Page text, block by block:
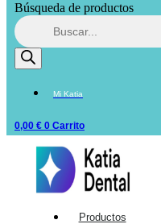
Búsqueda de productos
Mi Katia
0,00 € 0 Carrito
Productos